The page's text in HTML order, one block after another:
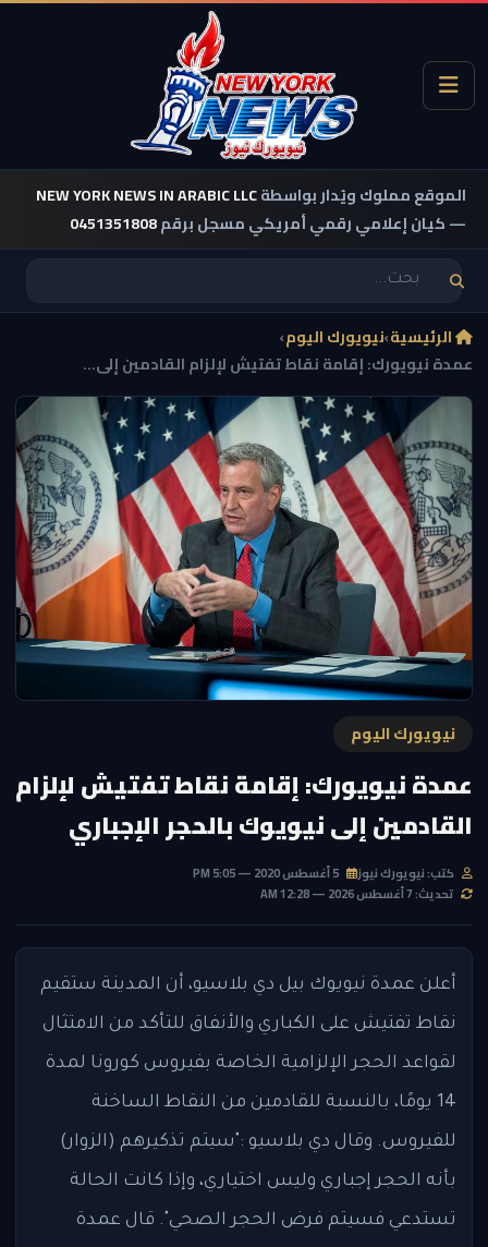
الموقع مملوك ويُدار بواسطةNEW YORK NEWS IN ARABIC LLC
— كيان إعلامي رقمي أمريكي مسجل برقم0451351808
الرئيسية›نيويورك اليوم›
عمدة نيويورك: إقامة نقاط تفتيش لإلزام القادمين إلى...
نيويورك اليوم
عمدة نيويورك: إقامة نقاط تفتيش لإلزام
القادمين إلى نيويوك بالحجر الإجباري
كتب: نيويورك نيوز
تحديث: 7 أغسطس 2026 — 12:28 AM
أعلن عمدة نيويوك بيل دي بلاسيو، أن المدينة ستقيم
نقاط تفتيش على الكباري والأنفاق للتأكد من الامتثال
لقواعد الحجر الإلزامية الخاصة بفيروس كورونا لمدة
14 يومًا، بالنسبة للقادمين من النقاط الساخنة
للفيروس. وقال دي بلاسيو :"سيتم تذكيرهم (الزوار)
بأنه الحجر إجباري وليس اختياري، وإذا كانت الحالة
تستدعي فسيتم فرض الحجر الصحي". قال عمدة